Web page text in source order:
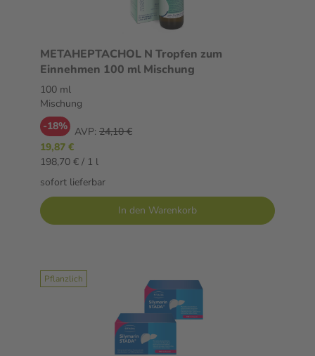
METAHEPTACHOL N Tropfen zum
Einnehmen 100 ml Mischung
100 ml
Mischung
-18% AVP: 24,10 €
19,87 €
198,70 € / 1 l
sofort lieferbar
In den Warenkorb
Pflanzlich